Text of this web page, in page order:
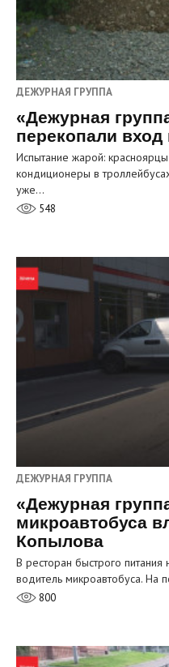
ДЕЖУРНАЯ ГРУППА
«Дежурная
перекопали вход
Испытание жарой:
кондиционеры в
уже…
548
ДЕЖУРНАЯ ГРУППА
«Дежурная
микроавтобуса
Копылова
В ресторан быстрого
водитель микроавтобуса.
800